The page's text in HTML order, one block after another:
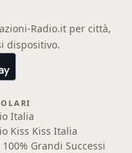
Radio.it per città,
dispositivo.
Italia
Kiss Kiss Italia
100% Grandi Successi